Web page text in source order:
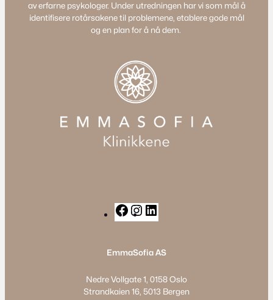
av erfarne psykologer. Under utredningen har vi som mål å
identifisere rotårsakene til problemene, etablere gode mål
og en plan for å nå dem.
F
a
e
o
n
t
g
i
k
d
EmmaSofia AS
Nedre Vollgate 1, 0158 Oslo
Strandkaien 16, 5013 Bergen